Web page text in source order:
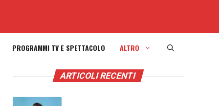
PROGRAMMI TV E SPETTACOLO ALTRO
ARTICOLI RECENTI